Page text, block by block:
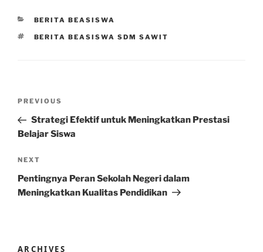
CATEGORIES
BERITA BEASISWA
TAGS
BERITA BEASISWA SDM SAWIT
Previous
Post
PREVIOUS
Strategi Efektif untuk Meningkatkan Prestasi
Belajar Siswa
Next
Post
NEXT
Pentingnya Peran Sekolah Negeri dalam
Meningkatkan Kualitas Pendidikan
ARCHIVES